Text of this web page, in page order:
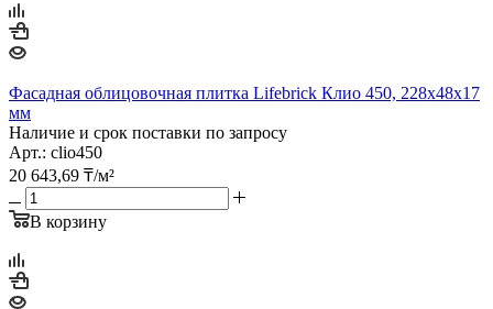
Фасадная облицовочная плитка Lifebrick Клио 450, 228х48х17
мм
Наличие и срок поставки по запросу
Арт.: clio450
20 643,69 ₸/м²
В корзину